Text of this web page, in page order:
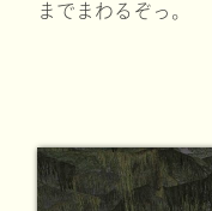
までまわるぞっ。